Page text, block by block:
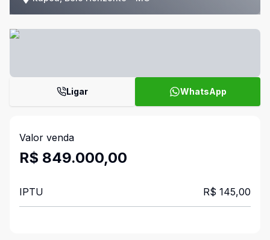
Ligar WhatsApp
Valor venda
R$ 849.000,00
IPTU R$ 145,00